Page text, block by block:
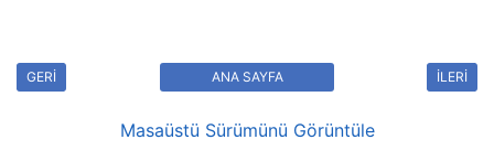
GERİ İLERİ
ANA SAYFA
Masaüstü Sürümünü Görüntüle